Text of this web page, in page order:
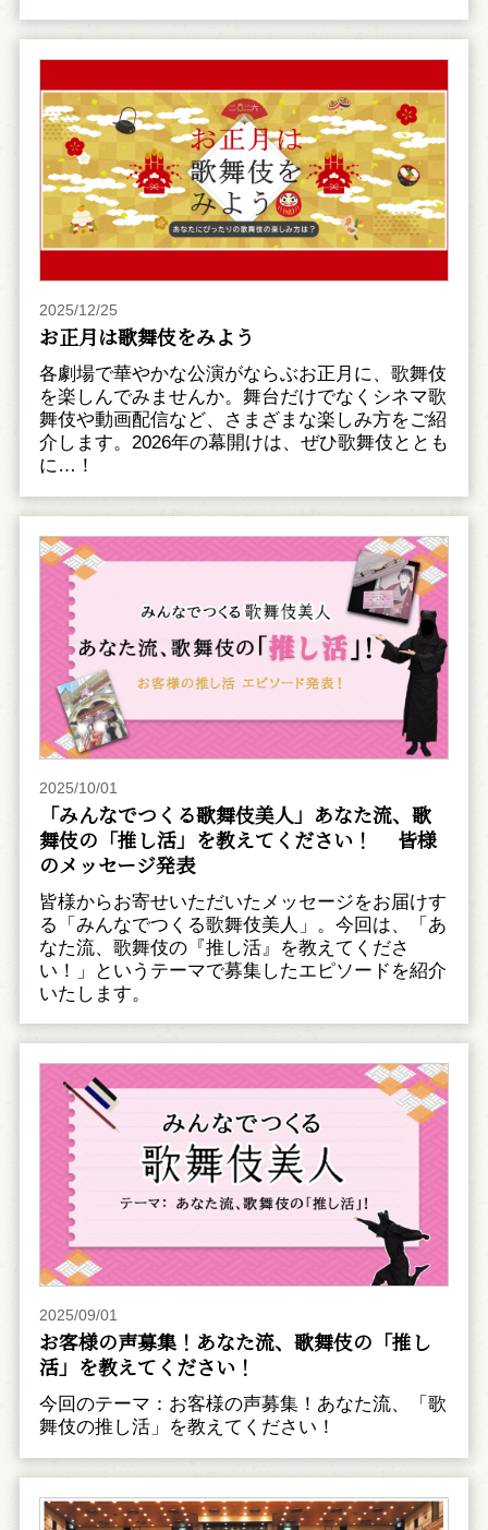
2025/12/25
お正月は歌舞伎をみよう
各劇場で華やかな公演がならぶお正月に、歌舞伎
を楽しんでみませんか。舞台だけでなくシネマ歌
舞伎や動画配信など、さまざまな楽しみ方をご紹
介します。2026年の幕開けは、ぜひ歌舞伎ととも
に…！
2025/10/01
「みんなでつくる歌舞伎美人」あなた流、歌
舞伎の「推し活」を教えてください！ 皆様
のメッセージ発表
皆様からお寄せいただいたメッセージをお届けす
る「みんなでつくる歌舞伎美人」。今回は、「あ
なた流、歌舞伎の『推し活』を教えてくださ
い！」というテーマで募集したエピソードを紹介
いたします。
2025/09/01
お客様の声募集！あなた流、歌舞伎の「推し
活」を教えてください！
今回のテーマ：お客様の声募集！あなた流、「歌
舞伎の推し活」を教えてください！